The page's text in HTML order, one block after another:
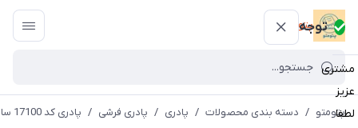
توجه
مشتری
عزیز
لطفا
پتومتو
پتومتو / دسته بندی محصولات / پادری / پادری فرشی / پادری کد 17100 سایز 48x85 سانتی متر